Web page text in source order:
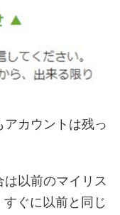
カウントは残っ
以前のマイリス
すぐに以前と同じ